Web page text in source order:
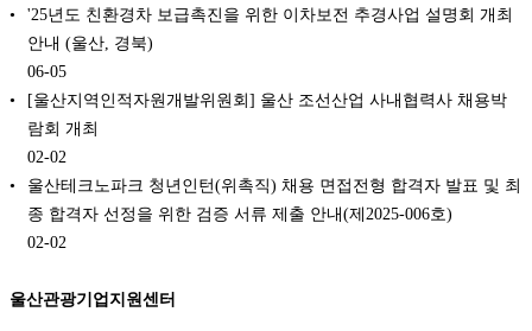
'25년도 친환경차 보급촉진을 위한 이차보전 추경사업 설명회 개최
안내 (울산, 경북)
06-05
[울산지역인적자원개발위원회] 울산 조선산업 사내협력사 채용박
람회 개최
02-02
울산테크노파크 청년인턴(위촉직) 채용 면접전형 합격자 발표 및 최
종 합격자 선정을 위한 검증 서류 제출 안내(제2025-006호)
02-02
울산관광기업지원센터